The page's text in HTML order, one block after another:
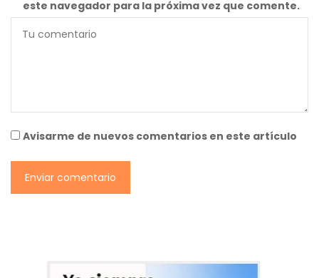
este navegador para la próxima vez que comente.
Avisarme de nuevos comentarios en este artículo